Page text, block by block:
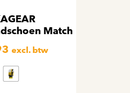
Match
excl. btw